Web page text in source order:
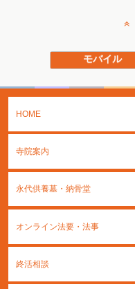
モバイル
HOME
寺院案内
永代供養墓・納骨堂
オンライン法要・法事
終活相談